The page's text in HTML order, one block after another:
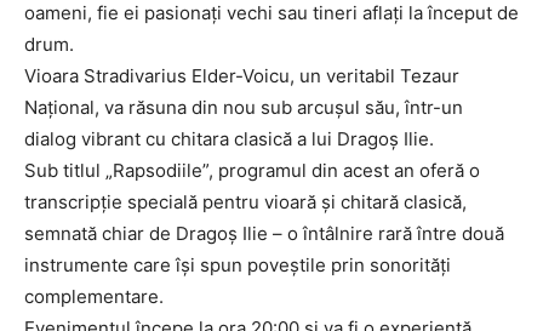
oameni, fie ei pasionați vechi sau tineri aflați la început de
drum.
Vioara Stradivarius Elder-Voicu, un veritabil Tezaur
Național, va răsuna din nou sub arcușul său, într-un
dialog vibrant cu chitara clasică a lui Dragoș Ilie.
Sub titlul „Rapsodiile”, programul din acest an oferă o
transcripție specială pentru vioară și chitară clasică,
semnată chiar de Dragoș Ilie – o întâlnire rară între două
instrumente care își spun poveștile prin sonorități
complementare.